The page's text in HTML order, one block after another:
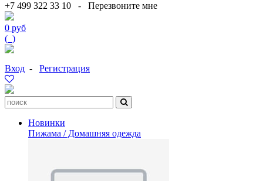
+7 499 322 33 10 - Перезвоните мне
0 руб
( )
Вход - Регистрация
Новинки
Пижама / Домашняя одежда